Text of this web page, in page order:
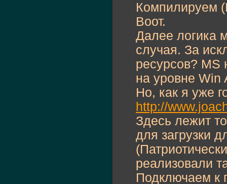
Компилируем
Воот.
Далее логика
случая. За
ресурсов? MS
на уровне Win
Но, как я уже
http://
Здесь лежит
для загрузки
реализовали
Подключаем к